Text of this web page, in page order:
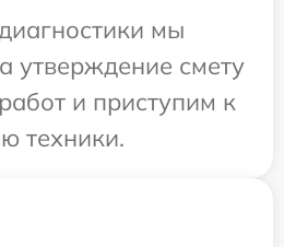
мы
утверждение смету
и приступим к
техники.